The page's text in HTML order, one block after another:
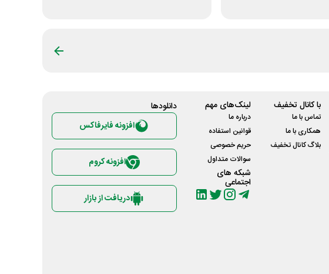
با کانال تخفیف
تماس با ما
همکاری با ما
بلاگ کانال تخفیف
لینک‌های مهم
درباره ما
قوانین استفاده
حریم خصوصی
سوالات متداول
شبکه های
اجتماعی
دانلود‌ها
افزونه فایرفاکس
افزونه کروم
دریافت از بازار